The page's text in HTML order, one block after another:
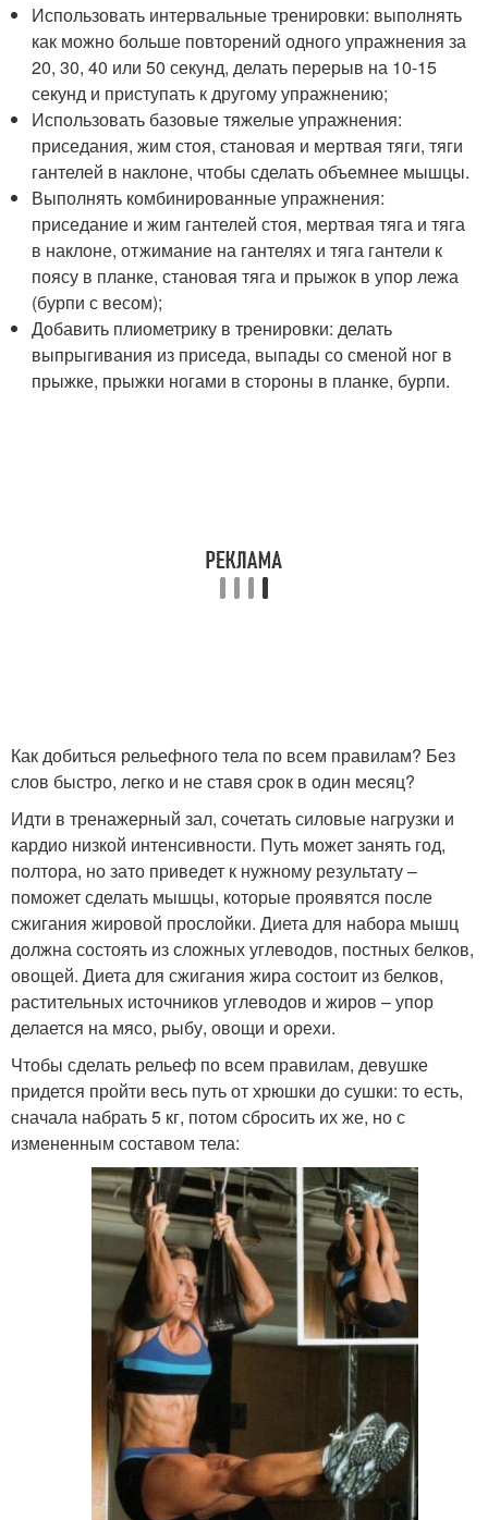
Использовать интервальные тренировки: выполнять
как можно больше повторений одного упражнения за
20, 30, 40 или 50 секунд, делать перерыв на 10-15
секунд и приступать к другому упражнению;
Использовать базовые тяжелые упражнения:
приседания, жим стоя, становая и мертвая тяги, тяги
гантелей в наклоне, чтобы сделать объемнее мышцы.
Выполнять комбинированные упражнения:
приседание и жим гантелей стоя, мертвая тяга и тяга
в наклоне, отжимание на гантелях и тяга гантели к
поясу в планке, становая тяга и прыжок в упор лежа
(бурпи с весом);
Добавить плиометрику в тренировки: делать
выпрыгивания из приседа, выпады со сменой ног в
прыжке, прыжки ногами в стороны в планке, бурпи.
Как добиться рельефного тела по всем правилам? Без
слов быстро, легко и не ставя срок в один месяц?
Идти в тренажерный зал, сочетать силовые нагрузки и
кардио низкой интенсивности. Путь может занять год,
полтора, но зато приведет к нужному результату –
поможет сделать мышцы, которые проявятся после
сжигания жировой прослойки. Диета для набора мышц
должна состоять из сложных углеводов, постных белков,
овощей. Диета для сжигания жира состоит из белков,
растительных источников углеводов и жиров – упор
делается на мясо, рыбу, овощи и орехи.
Чтобы сделать рельеф по всем правилам, девушке
придется пройти весь путь от хрюшки до сушки: то есть,
сначала набрать 5 кг, потом сбросить их же, но с
измененным составом тела: